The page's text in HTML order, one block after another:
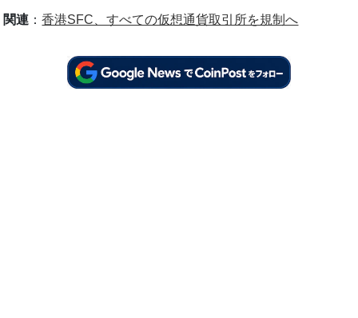
関連 ：香港SFC、すべての仮想通貨取引所を規制へ